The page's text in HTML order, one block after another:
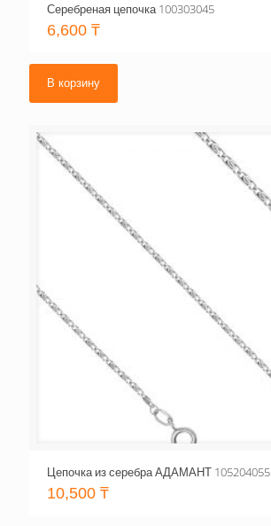
Серебреная цепочка 100303045
6,600 ₸
В корзину
Цепочка из серебра АДАМАНТ 105204055
10,500 ₸